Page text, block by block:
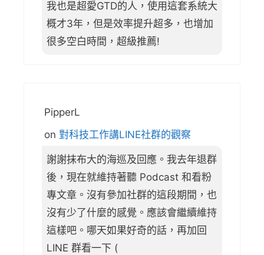
我也是超愛GTD的人，使用這套系統大
概才3年，但是效率提升超多，也增加
很多空白時間，超級推薦!
PipperL
on 對科技工作講LINE社群的觀察
謝謝抹布大的海巡及回應。我去年退群
後，現在就維持著聽 Podcast 和看粉
專文章。沒有參加社群的這段期間，也
沒有少了什麼的感覺。應該會繼續維持
這樣吧。哪天如果好奇的話，再加回
LINE 群看一下 (